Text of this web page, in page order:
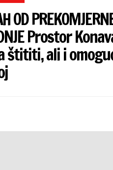
OD
Prostor
štititi, ali i